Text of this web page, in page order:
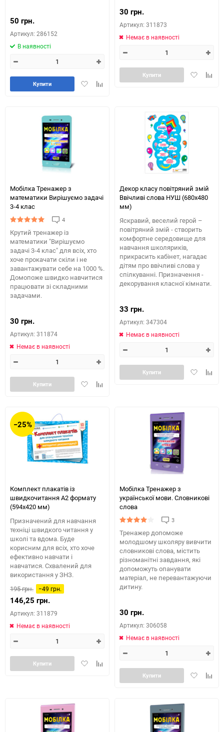
50 грн.
Артикул: 286152
В наявності
ДодатиДодайте
Купити
30 грн.
Артикул: 311873
Немає в наявності
Додати
Купити
Мобілка Тренажер з
математики Вирішуємо задачі
3-4 клас
4
Крутий тренажер із
математики "Вирішуємо
задачі 3-4 клас" для всіх, хто
хоче прокачати скіли і не
завантажувати себе на 1000 %.
Домопоже швидко навчитися
працювати зі складними
задачами.
30 грн.
Артикул: 311874
Немає в наявності
ДодатиДодайте
Купити
Декор класу повітряний змій
Ввічливі слова НУШ (680х480
мм)
Яскравий, веселий герой –
повітряний змій - створить
комфортне середовище для
навчання школяриків,
прикрасить кабінет, нагадає
дітям про ввічливі слова у
спілкуванні. Призначення -
декорування класної кімнати.
33 грн.
Артикул: 347304
Немає в наявності
Додати
Купити
−25%
Комплект плакатів із
швидкочитання А2 формату
(594х420 мм)
Призначений для навчання
техніці швидкого читання у
школі та вдома. Буде
корисним для всіх, хто хоче
ефективно навчати і
навчатися. Схвалений для
використання у ЗНЗ.
195 грн.
−49 грн.
146,25 грн.
Артикул: 311879
Немає в наявності
ДодатиДодайте
Купити
Мобілка Тренажер з
української мови. Словникові
слова
3
Тренажер допоможе
молодшому школяру вивчити
словникові слова, містить
різноманітні завдання, які
допоможуть опанувати
матеріал, не перевантажуючи
дитину.
30 грн.
Артикул: 306058
Немає в наявності
Додати
Купити